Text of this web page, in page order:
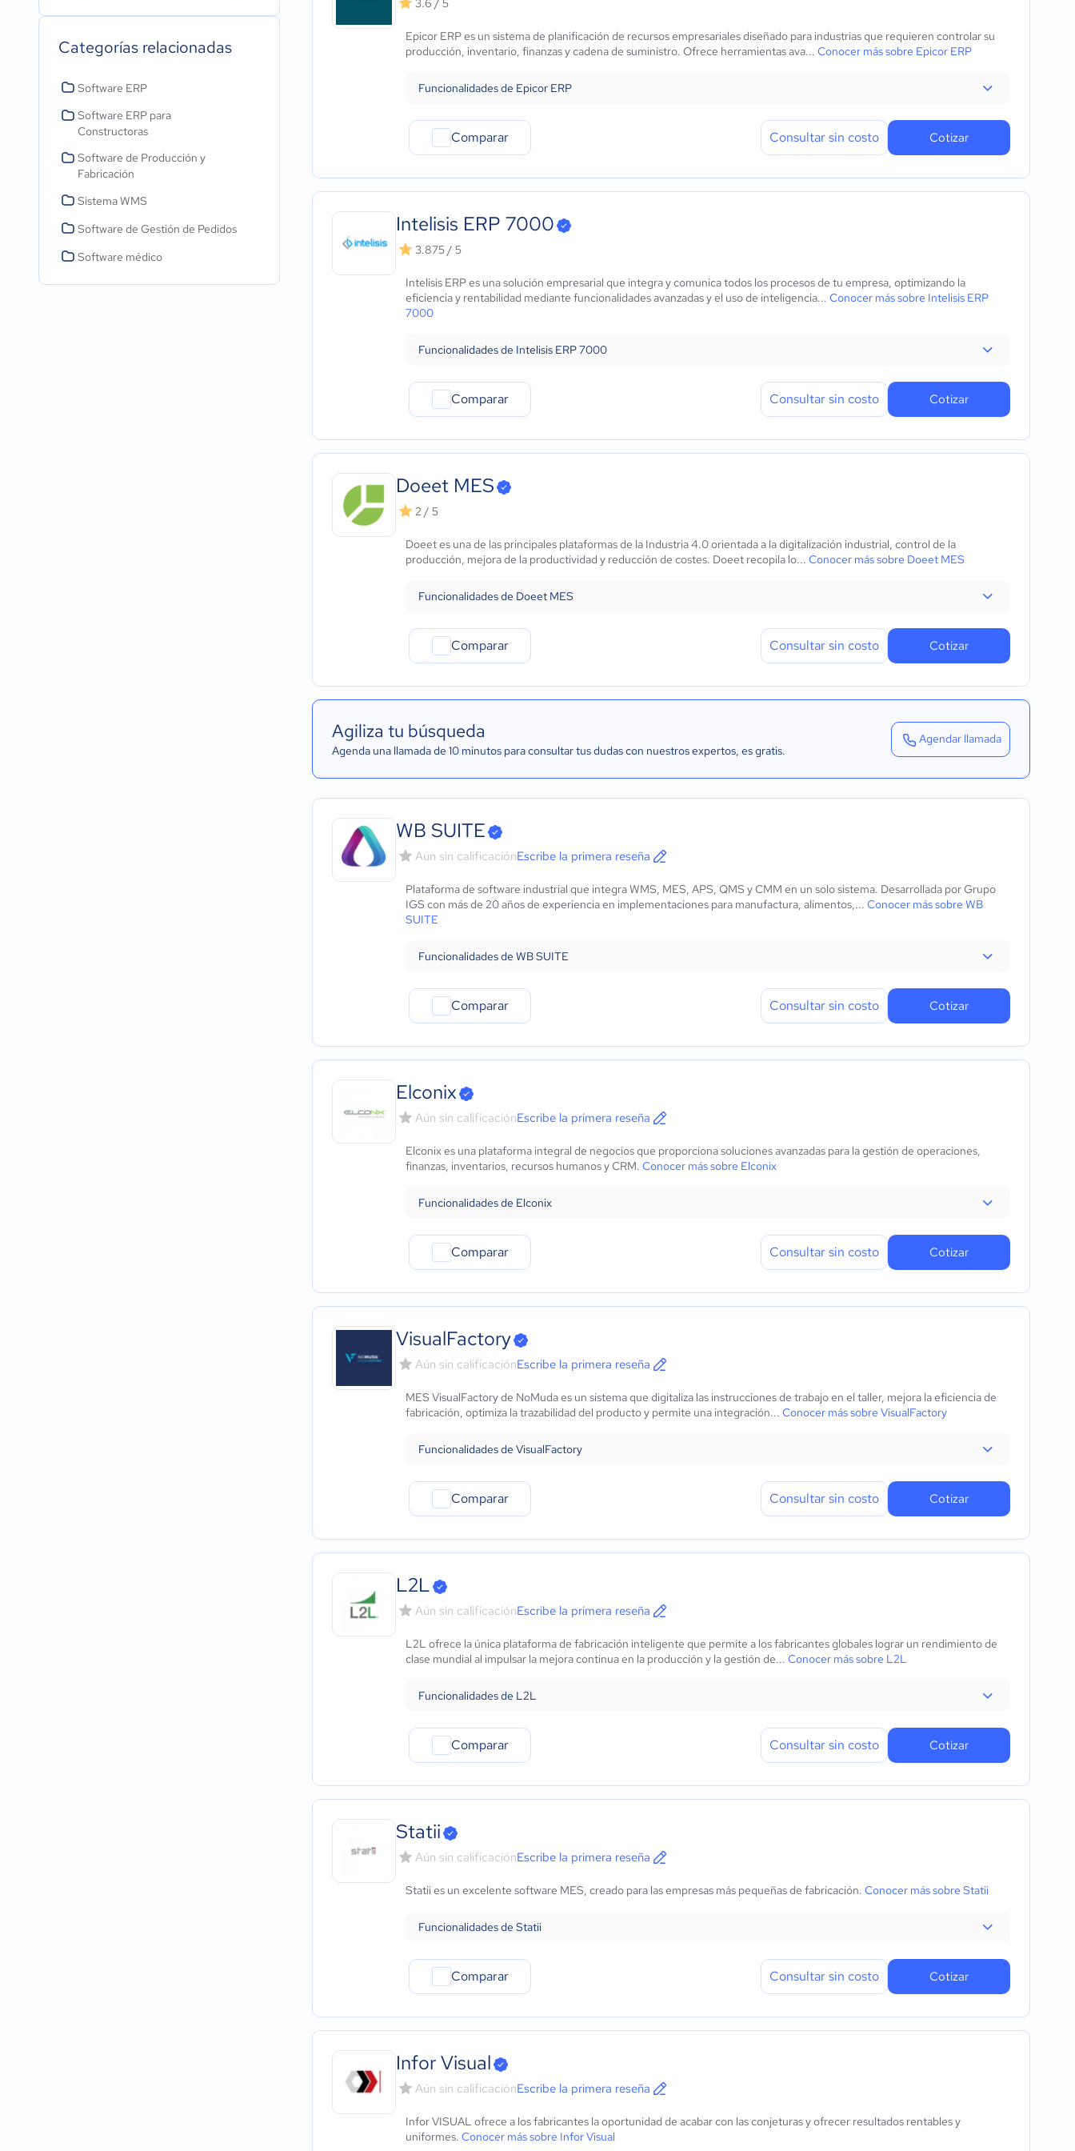
Marketing y Comunicación
Automotriz
Comercio Electrónico
Tecnología
Recursos Humanos
Turismo
Moda y textiles
Categorías relacionadas
Software ERP
Software ERP para
Constructoras
Software de Producción y
Fabricación
Sistema WMS
Software de Gestión de Pedidos
Software médico
3.6 / 5
Epicor ERP es un sistema de planificación de recursos empresariales diseñado para industrias que requieren controlar su
producción, inventario, finanzas y cadena de suministro. Ofrece herramientas ava... Conocer más sobre Epicor ERP
Funcionalidades de Epicor ERP
Comparar Consultar sin costo Cotizar
Intelisis ERP 7000
3.875 / 5
Intelisis ERP es una solución empresarial que integra y comunica todos los procesos de tu empresa, optimizando la
eficiencia y rentabilidad mediante funcionalidades avanzadas y el uso de inteligencia... Conocer más sobre Intelisis ERP
7000
Funcionalidades de Intelisis ERP 7000
Comparar Consultar sin costo Cotizar
Doeet MES
2 / 5
Doeet es una de las principales plataformas de la Industria 4.0 orientada a la digitalización industrial, control de la
producción, mejora de la productividad y reducción de costes. Doeet recopila lo... Conocer más sobre Doeet MES
Funcionalidades de Doeet MES
Comparar Consultar sin costo Cotizar
Agiliza tu búsqueda
Agenda una llamada de 10 minutos para consultar tus dudas con nuestros expertos, es gratis.
Agendar llamada
WB SUITE
Aún sin calificaciónEscribe la primera reseña
Plataforma de software industrial que integra WMS, MES, APS, QMS y CMM en un solo sistema. Desarrollada por Grupo
IGS con más de 20 años de experiencia en implementaciones para manufactura, alimentos,... Conocer más sobre WB
SUITE
Funcionalidades de WB SUITE
Comparar Consultar sin costo Cotizar
Elconix
Aún sin calificaciónEscribe la primera reseña
Elconix es una plataforma integral de negocios que proporciona soluciones avanzadas para la gestión de operaciones,
finanzas, inventarios, recursos humanos y CRM. Conocer más sobre Elconix
Funcionalidades de Elconix
Comparar Consultar sin costo Cotizar
VisualFactory
Aún sin calificaciónEscribe la primera reseña
MES VisualFactory de NoMuda es un sistema que digitaliza las instrucciones de trabajo en el taller, mejora la eficiencia de
fabricación, optimiza la trazabilidad del producto y permite una integración... Conocer más sobre VisualFactory
Funcionalidades de VisualFactory
Comparar Consultar sin costo Cotizar
L2L
Aún sin calificaciónEscribe la primera reseña
L2L ofrece la única plataforma de fabricación inteligente que permite a los fabricantes globales lograr un rendimiento de
clase mundial al impulsar la mejora continua en la producción y la gestión de... Conocer más sobre L2L
Funcionalidades de L2L
Comparar Consultar sin costo Cotizar
Statii
Aún sin calificaciónEscribe la primera reseña
Statii es un excelente software MES, creado para las empresas más pequeñas de fabricación. Conocer más sobre Statii
Funcionalidades de Statii
Comparar Consultar sin costo Cotizar
Infor Visual
Aún sin calificaciónEscribe la primera reseña
Infor VISUAL ofrece a los fabricantes la oportunidad de acabar con las conjeturas y ofrecer resultados rentables y
uniformes. Conocer más sobre Infor Visual